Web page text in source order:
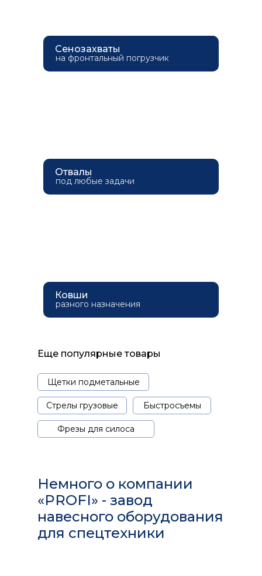
Еще популярные товары
на фронтальный погрузчик
Сенозахваты
Щетки подметальные
Стрелы грузовые Быстросъемы
Фрезы для силоса
под любые задачи
Отвалы
разного назначения
Ковши
Немного о компании
«PROFI» - завод
навесного оборудования
для спецтехники